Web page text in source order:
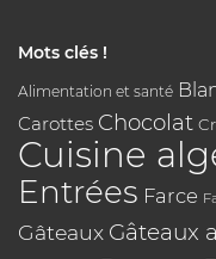
Mots clés !
Alimentation et santé
Carottes Chocolat
Cuisine
Entrées Farce
Gâteaux Gâteaux